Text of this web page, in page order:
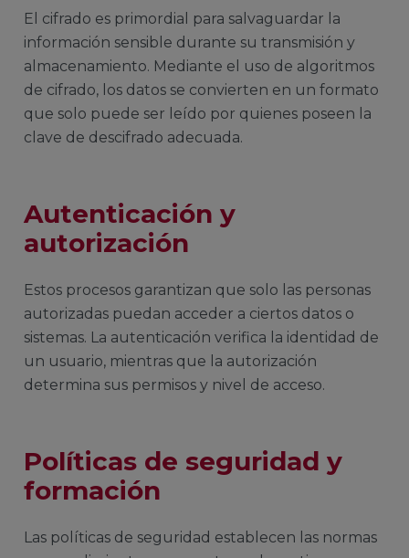
El cifrado es primordial para salvaguardar la
información sensible durante su transmisión y
almacenamiento. Mediante el uso de algoritmos
de cifrado, los datos se convierten en un formato
que solo puede ser leído por quienes poseen la
clave de descifrado adecuada.
Autenticación y
autorización
Estos procesos garantizan que solo las personas
autorizadas puedan acceder a ciertos datos o
sistemas. La autenticación verifica la identidad de
un usuario, mientras que la autorización
determina sus permisos y nivel de acceso.
Políticas de seguridad y
formación
Las políticas de seguridad establecen las normas